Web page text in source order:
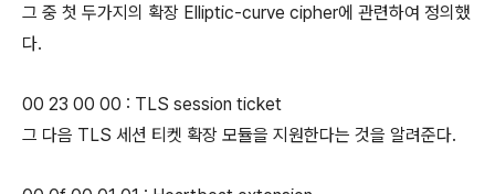
그 중 첫 두가지의 확장 Elliptic-curve cipher에 관련하여 정의했
다.
00 23 00 00 : TLS session ticket
그 다음 TLS 세션 티켓 확장 모듈을 지원한다는 것을 알려준다.